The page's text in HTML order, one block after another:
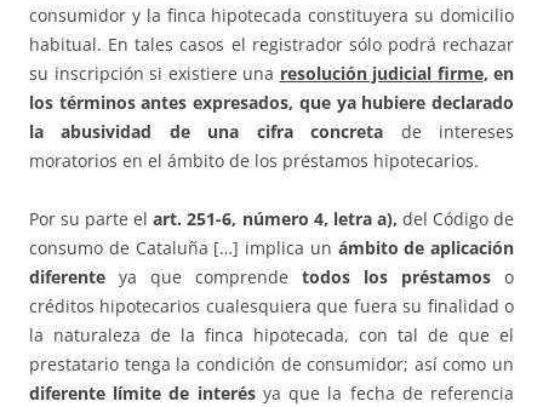
consumidor y la finca hipotecada constituyera su domicilio
habitual. En tales casos el registrador sólo podrá rechazar
su inscripción si existiere una resolución judicial firme, en
los términos antes expresados, que ya hubiere declarado
la abusividad de una cifra concreta de intereses
moratorios en el ámbito de los préstamos hipotecarios.
Por su parte elart. 251-6, número 4, letra a), del Código de
consumo de Cataluña […] implica un ámbito de aplicación
diferente ya que comprende todos los préstamos o
créditos hipotecarios cualesquiera que fuera su finalidad o
la naturaleza de la finca hipotecada, con tal de que el
prestatario tenga la condición de consumidor; así como un
diferente límite de interésya que la fecha de referencia